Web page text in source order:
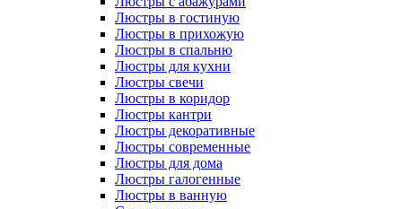
Люстры в гостиную
Люстры в прихожую
Люстры в спальню
Люстры для кухни
Люстры свечи
Люстры в коридор
Люстры кантри
Люстры декоративные
Люстры современные
Люстры для дома
Люстры галогенные
Люстры в ванную